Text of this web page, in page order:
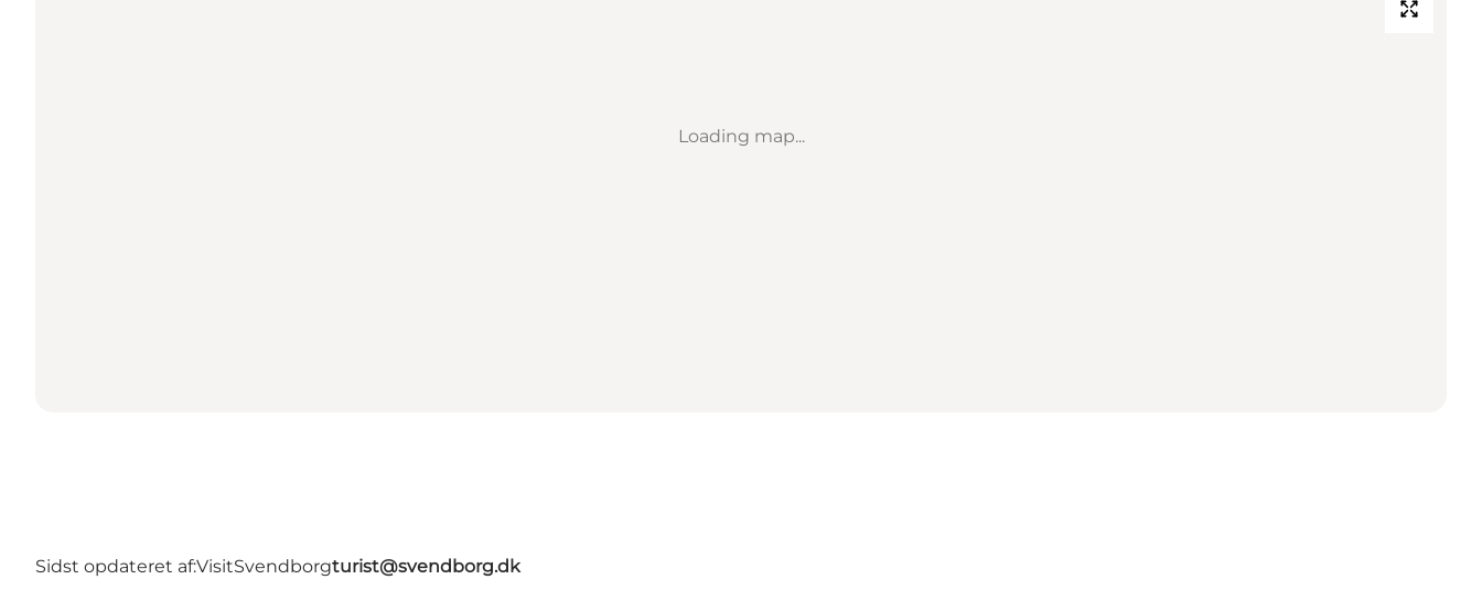
Loading map...
Sidst opdateret af:VisitSvendborgturist@svendborg.dk